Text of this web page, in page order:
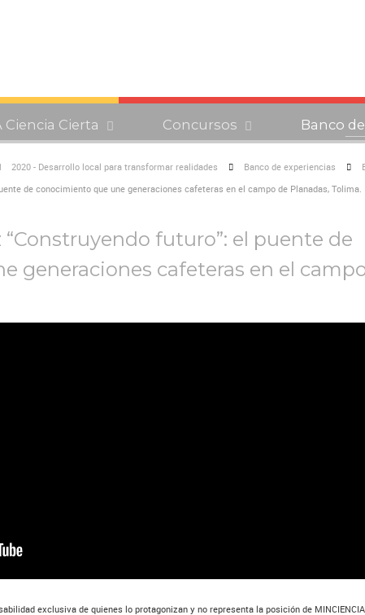
Ciencia Cierta Concursos Banco
2020 - Desarrollo local para transformar realidades Banco de experiencias
de conocimiento que une generaciones cafeteras en el campo de Planadas, Tolima.
“Construyendo futuro”: el puente de
generaciones cafeteras en el
exclusiva de quienes lo protagonizan y no representa la posición de